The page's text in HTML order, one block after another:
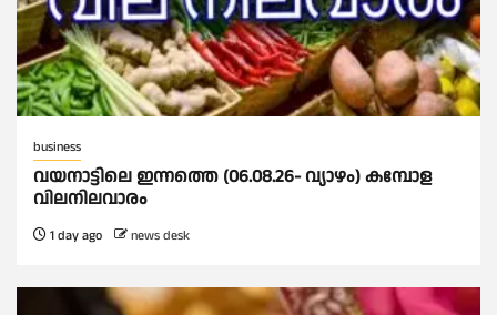
business
വയനാട്ടിലെ ഇന്നത്തെ (06.08.26- വ്യാഴം) കമ്പോള
വിലനിലവാരം
1 day ago news desk